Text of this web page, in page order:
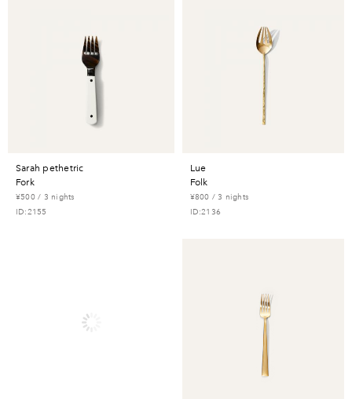
sarah pethetric
fork
¥500 / 3 nights
ID:2155
lue
folk
¥800 / 3 nights
ID:2136